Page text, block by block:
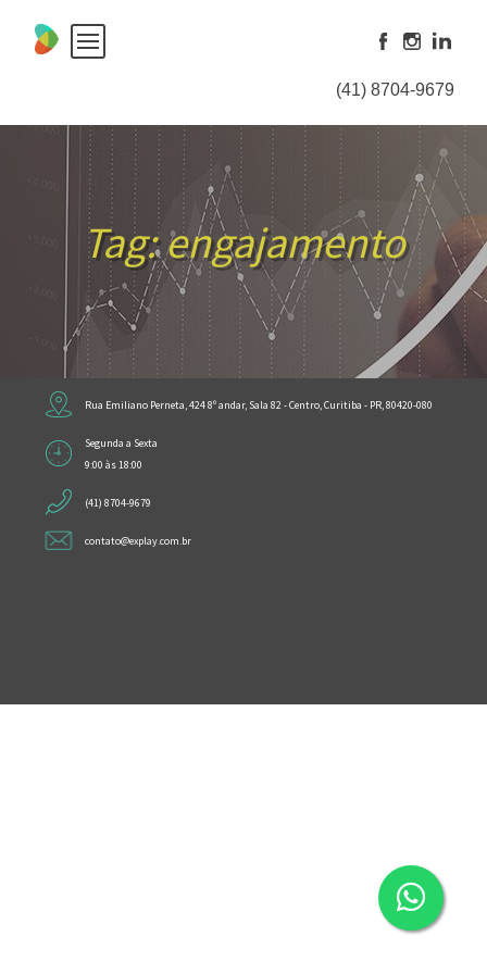
content
(41) 8704-9679
Tag:engajamento
Rua Emiliano Perneta, 424 8º andar, Sala 82 - Centro, Curitiba - PR, 80420-080
Segunda a Sexta
9:00 às 18:00
(41) 8704-9679
contato@explay.com.br